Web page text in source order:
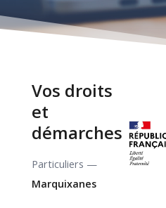
Vos droits
et
démarches
Particuliers —
Marquixanes